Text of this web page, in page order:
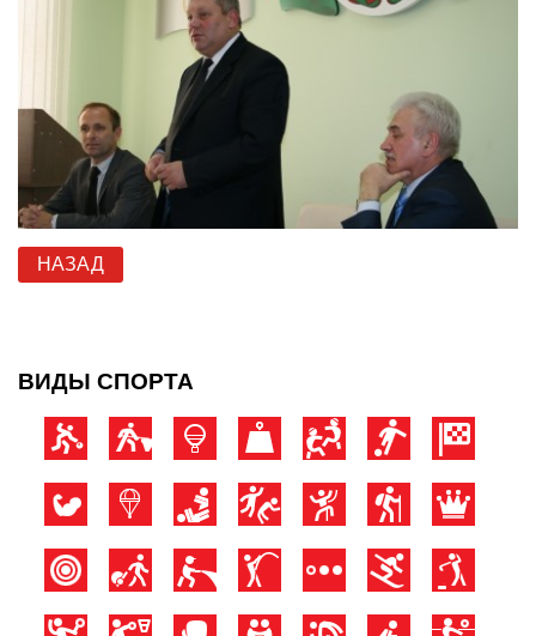
НАЗАД
ВИДЫ СПОРТА